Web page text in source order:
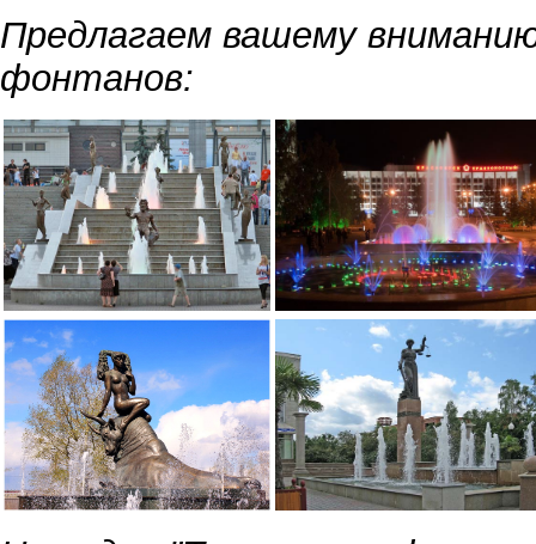
Предлагаем вашему
фонтанов: